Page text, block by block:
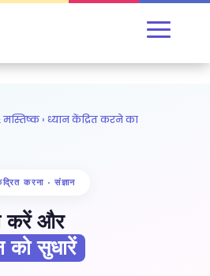
मस्तिष्क› ध्यान केंद्रित करने का
करना · संज्ञान
करें और
को सुधारें